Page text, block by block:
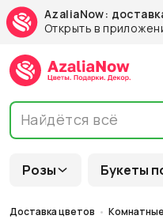
AzaliaNow:
Открыть в
Розы Букеты
Доставка цветов